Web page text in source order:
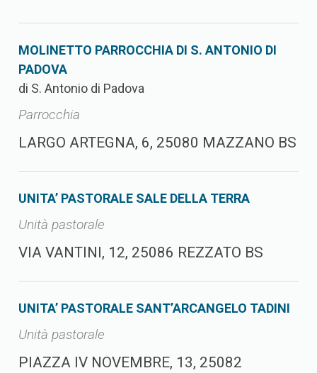
MOLINETTO PARROCCHIA DI S. ANTONIO DI
PADOVA
di S. Antonio di Padova
Parrocchia
LARGO ARTEGNA, 6, 25080 MAZZANO BS
UNITA’ PASTORALE SALE DELLA TERRA
Unità pastorale
VIA VANTINI, 12, 25086 REZZATO BS
UNITA’ PASTORALE SANT’ARCANGELO TADINI
Unità pastorale
PIAZZA IV NOVEMBRE, 13, 25082